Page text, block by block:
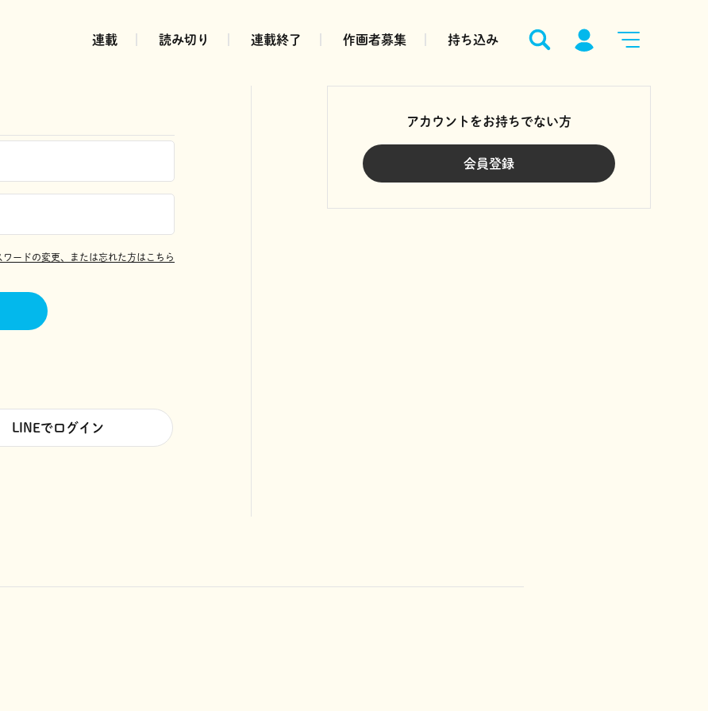
連載 読み切り 連載終了 作画者募集 持ち込み
ワードの変更、または忘れた方はこちら
LINEでログイン
アカウントをお持ちでない方
会員登録